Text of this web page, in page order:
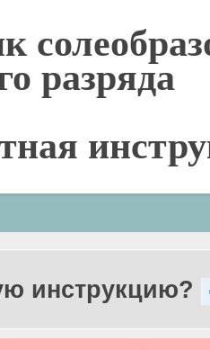
разряда
инструкцию?